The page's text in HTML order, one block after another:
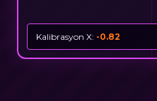
Kalibrasyon X: -0.81